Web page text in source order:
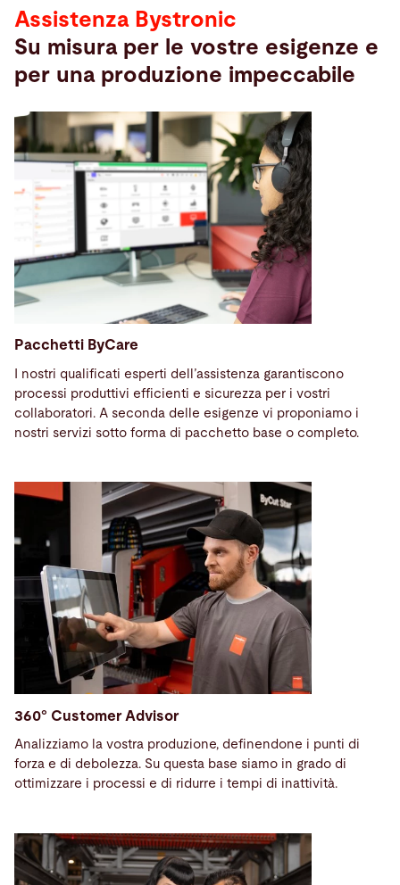
Assistenza Bystronic
Su misura per le vostre esigenze e
per una produzione impeccabile
Pacchetti ByCare
I nostri qualificati esperti dell’assistenza garantiscono
processi produttivi efficienti e sicurezza per i vostri
collaboratori. A seconda delle esigenze vi proponiamo i
nostri servizi sotto forma di pacchetto base o completo.
360° Customer Advisor
Analizziamo la vostra produzione, definendone i punti di
forza e di debolezza. Su questa base siamo in grado di
ottimizzare i processi e di ridurre i tempi di inattività.